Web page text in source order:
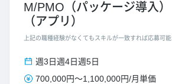
M/PMO（パッケージ導入）
（アプリ）
上記の職種経験がなくてもスキルが一致すれば応募可能
週3日週4日週5日
700,000円～1,100,000円/月単価